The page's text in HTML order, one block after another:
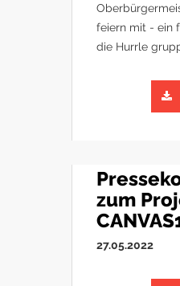
feiern mit - ein
die Hurrle
zum
27.05.2022